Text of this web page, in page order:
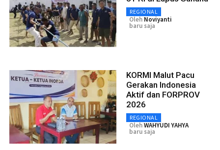
REGIONAL
Oleh Noviyanti
baru saja
KORMI Malut Pacu
Gerakan Indonesia
Aktif dan FORPROV
2026
REGIONAL
OlehWAHYUDI YAHYA
baru saja